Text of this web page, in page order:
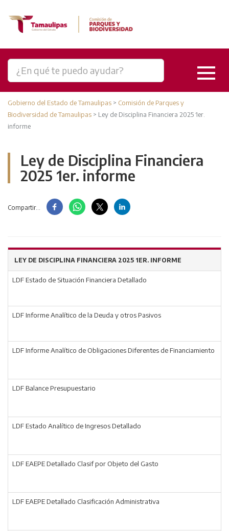
Gobierno del Estado de Tamaulipas > Comisión de Parques y
Biodiversidad de Tamaulipas > Ley de Disciplina Financiera 2025 1er.
informe
Ley de Disciplina Financiera
2025 1er. informe
Compartir...
LEY DE DISCIPLINA FINANCIERA 2025 1ER. INFORME
LDF Estado de Situación Financiera Detallado
LDF Informe Analítico de la Deuda y otros Pasivos
LDF Informe Analítico de Obligaciones Diferentes de Financiamiento
LDF Balance Presupuestario
LDF Estado Analítico de Ingresos Detallado
LDF EAEPE Detallado Clasif por Objeto del Gasto
LDF EAEPE Detallado Clasificación Administrativa